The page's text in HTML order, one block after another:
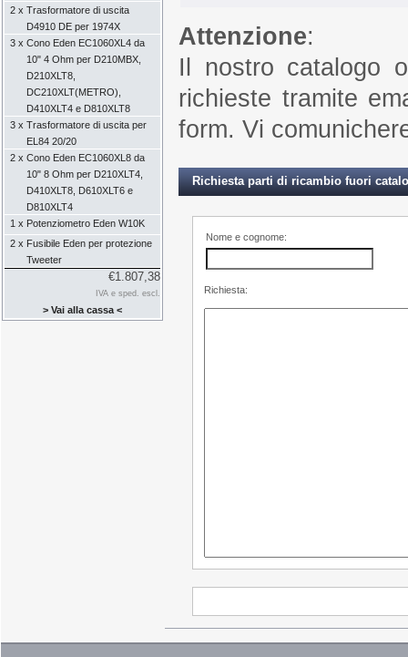
2 x Trasformatore di uscita
D4910 DE per 1974X
3 x Cono Eden EC1060XL4 da
10" 4 Ohm per D210MBX,
D210XLT8,
DC210XLT(METRO),
D410XLT4 e D810XLT8
3 x Trasformatore di uscita per
EL84 20/20
2 x Cono Eden EC1060XL8 da
10" 8 Ohm per D210XLT4,
D410XLT8, D610XLT6 e
D810XLT4
1 x Potenziometro Eden W10K
2 x Fusibile Eden per protezione
Tweeter
€1.807,38
IVA e sped. escl.
> Vai alla cassa <
Attenzione:
Il nostro catalogo
richieste tramite
form. Vi
Richiesta parti di ricambio fuori
Nome e cognome:
Richiesta: